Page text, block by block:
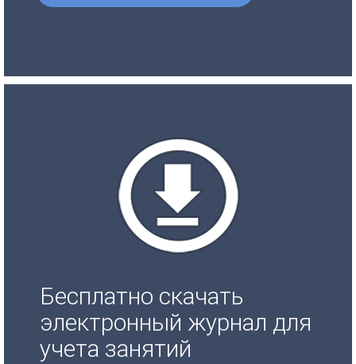
Бесплатно скачать
электронный журнал для
учета занятий